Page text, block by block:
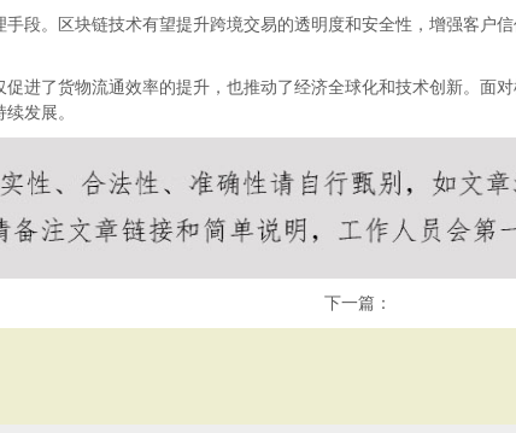
段。区块链技术有望提升跨境交易的透明度和安全性，增强客户
进了货物流通效率的提升，也推动了经济全球化和技术创新。面
发展。
下一篇：